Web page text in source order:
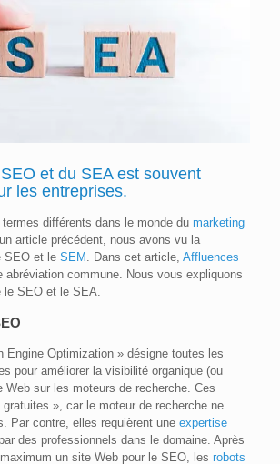
SEO et du SEA est souvent
les entreprises.
termes différents dans le monde dumarketing
article précédent, nous avons vu la
SEO et leSEM . Dans cet article, Affluences
abréviation commune. Nous vous expliquons
le SEO et le SEA.
Engine Optimization » désigne toutes les
pour améliorer la visibilité organique (ou
Web sur les moteurs de recherche. Ces
», car le moteur de recherche ne
Par contre, elles requièrent une expertise
par des professionnels dans le domaine. Après
un site Web pour le SEO, les robots